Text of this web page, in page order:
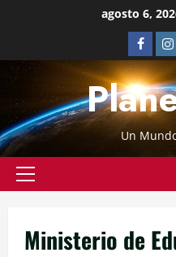
agosto 6,
Un
Ministerio de